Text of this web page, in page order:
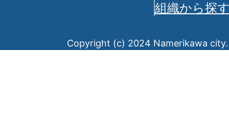
組織から探
Copyright (c) 2024 Namerikawa